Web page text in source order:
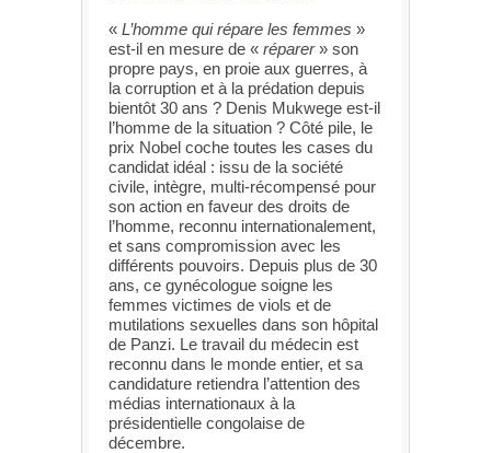
« L’homme qui répare les femmes »
est-il en mesure de « réparer» son
propre pays, en proie aux guerres, à
la corruption et à la prédation depuis
bientôt 30 ans ? Denis Mukwege est-il
l’homme de la situation ? Côté pile, le
prix Nobel coche toutes les cases du
candidat idéal : issu de la société
civile, intègre, multi-récompensé pour
son action en faveur des droits de
l’homme, reconnu internationalement,
et sans compromission avec les
différents pouvoirs. Depuis plus de 30
ans, ce gynécologue soigne les
femmes victimes de viols et de
mutilations sexuelles dans son hôpital
de Panzi. Le travail du médecin est
reconnu dans le monde entier, et sa
candidature retiendra l’attention des
médias internationaux à la
présidentielle congolaise de
décembre.